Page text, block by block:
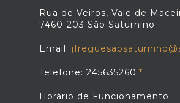
Rua de Veiros, Vale de
7460-203 São Saturnino
Email:
Telefone: 245635260
Horário de Funcionamento: